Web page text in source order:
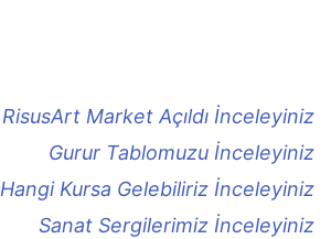
RisusArt Market Açıldı İnceleyiniz
Gurur Tablomuzu İnceleyiniz
Hangi Kursa Gelebiliriz İnceleyiniz
Sanat Sergilerimiz İnceleyiniz